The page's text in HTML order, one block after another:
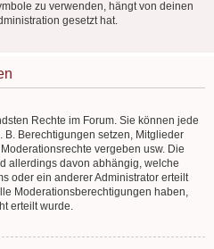
zu verwenden, hängt von deinen
gesetzt hat.
Rechte im Forum. Sie können jede
B. Berechtigungen setzen, Mitglieder
vergeben usw. Die
allerdings davon abhängig, welche
oder ein anderer Administrator erteilt
Moderationsberechtigungen haben,
erteilt wurde.